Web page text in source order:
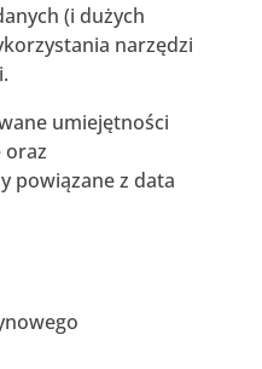
(i dużych
narzędzi
umiejętności
oraz
powiązane z data